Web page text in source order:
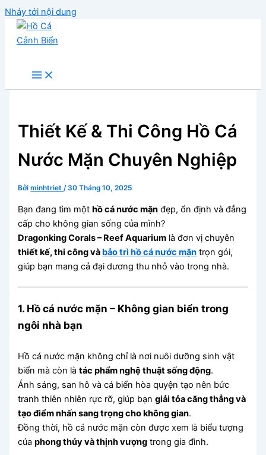
Nhảy tới nội dung
Thiết Kế & Thi Công Hồ Cá
Nước Mặn Chuyên Nghiệp
Bởiminhtriet/30 Tháng 10, 2025
Bạn đang tìm mộthồ cá nước mặn đẹp, ổn định và đẳng
cấp cho không gian sống của mình?
Dragonking Corals – Reef Aquarium là đơn vị chuyên
thiết kế, thi công và bảo trì hồ cá nước mặn trọn gói,
giúp bạn mang cả đại dương thu nhỏ vào trong nhà.
1. Hồ cá nước mặn – Không gian biển trong
ngôi nhà bạn
Hồ cá nước mặn không chỉ là nơi nuôi dưỡng sinh vật
biển mà còn làtác phẩm nghệ thuật sống động.
Ánh sáng, san hô và cá biển hòa quyện tạo nên bức
tranh thiên nhiên rực rỡ, giúp bạngiải tỏa căng thẳng và
tạo điểm nhấn sang trọng cho không gian.
Đồng thời, hồ cá nước mặn còn được xem là biểu tượng
củaphong thủy và thịnh vượng trong gia đình.